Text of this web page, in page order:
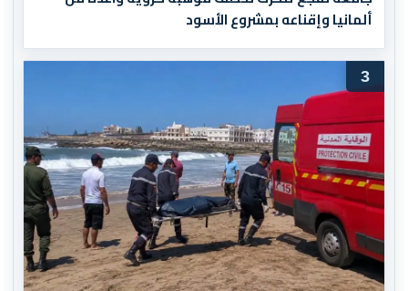
ألمانيا وإقناعه بمشروع الأسود
3